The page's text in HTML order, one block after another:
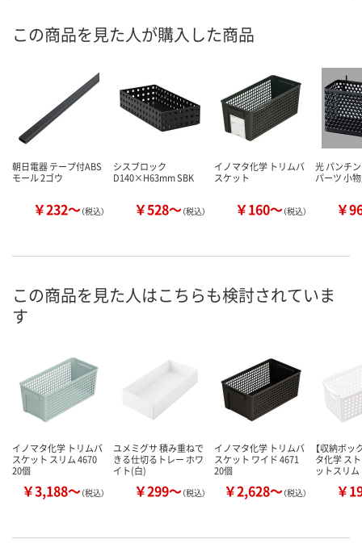
この商品を見た人が購入した商品
朝日電器 テープ付ABS
モール 2ゴウ
￥232～（税込）
シスブロック
D140×H63mm SBK
￥528～（税込）
イノマタ化学 トリムバ
スケット
￥160～（税込）
光 パンチ
パーツ 小
￥
この商品を見た人はこちらも検討されていま
す
イノマタ化学 トリムバ
スケット スリム 4670
20個
￥3,188～（税込）
ユメミグサ 積み重ねで
きる仕切るトレー ホワ
イト(白)
￥299～（税込）
イノマタ化学 トリムバ
スケット ワイド 4671
20個
￥2,628～（税込）
【収納ボッ
タ化学 ス
ットスリム
￥